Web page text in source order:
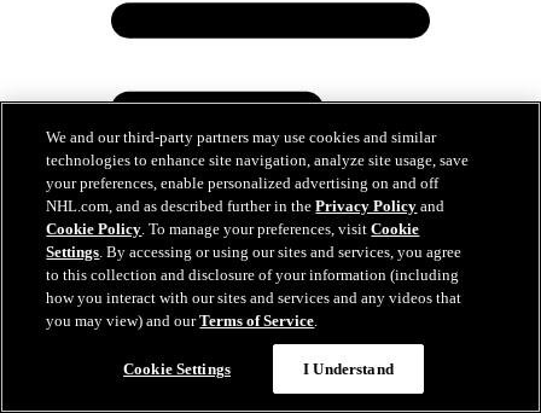
Super 16 : Les Capitals ravissent de nouveau le
premier rang aux Jets
We and our third-party partners may use cookies and similar
technologies to enhance site navigation, analyze site usage, save
your preferences, enable personalized advertising on and off
NHL.com, and as described further in thePrivacy Policy and
Cookie Policy. To manage your preferences, visitCookie
Settings. By accessing or using our sites and services, you agree
to this collection and disclosure of your information (including
how you interact with our sites and services and any videos that
you may view) and ourTerms of Service.
Cookie Settings I Understand